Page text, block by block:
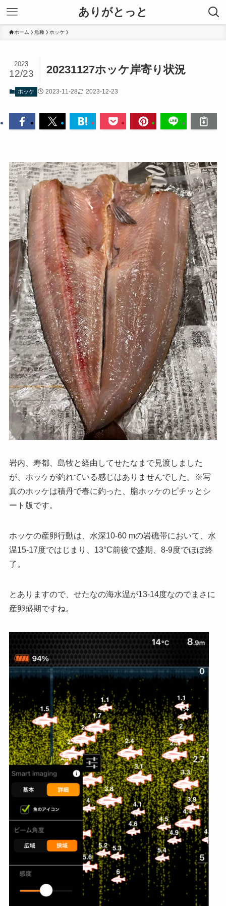
ありがとっと
ホーム 魚種 ホッケ
20231127ホッケ岸寄り状況
2023
12/23
ホッケ 2023-11-28 2023-12-23
岩内、寿都、島牧と経由してせたなまで見渡しました
が、ホッケが釣れている感じはありませんでした。※写
真のホッケは積丹で春に釣った、脂ホッケのピチッとシ
ート版です。
ホッケの産卵行動は、水深10-60 mの岩礁帯において、水
温15-17度ではじまり、13°C前後で盛期、8-9度でほぼ終
了。
とありますので、せたなの海水温が13-14度なのでまさに
産卵盛期ですね。